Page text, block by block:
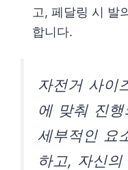
고, 페달링 시 발
합니다.
자전거 사이
에 맞춰 진
세부적인 요
하고, 자신